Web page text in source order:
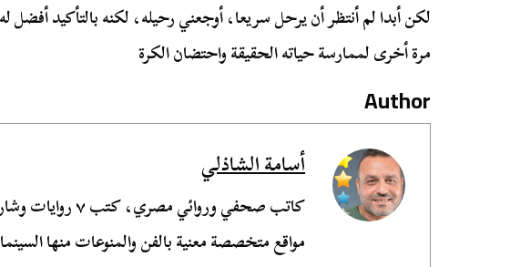
لكن أبدا لم أنتظر أن يرحل سريعا، أوجعني رحيله، لكنه بالتأكيد أفضل
مرة أخرى لممارسة حياته الحقيقة واحتضان الكرة
Author
أسامة الشاذلي
كاتب صحفي وروائي
مواقع متخصصة معنية بالفن والمنوعات منها